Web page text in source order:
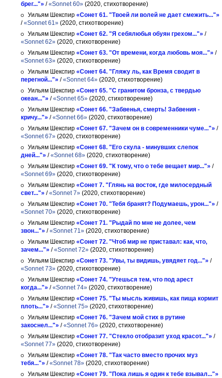
брег..."» /«Sonnet 60» (2020, стихотворение)
Уильям Шекспир «Сонет 61. "Твоей ли волей не дает смежить..."»
/«Sonnet 61» (2020, стихотворение)
Уильям Шекспир «Сонет 62. "Я себялюбья обуян грехом..."» /
«Sonnet 62» (2020, стихотворение)
Уильям Шекспир «Сонет 63. "От времени, когда любовь моя..."» /
«Sonnet 63» (2020, стихотворение)
Уильям Шекспир «Сонет 64. "Гляжу ль, как Время сводит в
перегной..."» /«Sonnet 64» (2020, стихотворение)
Уильям Шекспир «Сонет 65. "С гранитом бронза, с твердью
океан..."» /«Sonnet 65» (2020, стихотворение)
Уильям Шекспир «Сонет 66. "Забвенья, смерть! Забвения -
кричу..."» /«Sonnet 66» (2020, стихотворение)
Уильям Шекспир «Сонет 67. "Зачем он в современники чуме..."» /
«Sonnet 67» (2020, стихотворение)
Уильям Шекспир «Сонет 68. "Его скула - минувших слепок
дней..."» /«Sonnet 68» (2020, стихотворение)
Уильям Шекспир «Сонет 69. "К тому, что о тебе вещает мир..."» /
«Sonnet 69» (2020, стихотворение)
Уильям Шекспир «Сонет 7. "Глянь на восток, где милосердный
свет..."» /«Sonnet 7» (2020, стихотворение)
Уильям Шекспир «Сонет 70. "Тебя бранят? Подумаешь, урон..."» /
«Sonnet 70» (2020, стихотворение)
Уильям Шекспир «Сонет 71. "Рыдай по мне не долее, чем
звон..."» /«Sonnet 71» (2020, стихотворение)
Уильям Шекспир «Сонет 72. "Чтоб мир не приставал: как, что,
зачем..."» /«Sonnet 72» (2020, стихотворение)
Уильям Шекспир «Сонет 73. "Увы, ты видишь, увядяет год..."» /
«Sonnet 73» (2020, стихотворение)
Уильям Шекспир «Сонет 74. "Утешься тем, что под арест
когда..."» /«Sonnet 74» (2020, стихотворение)
Уильям Шекспир «Сонет 75. "Ты мысль живишь, как пища кормит
плоть..."» /«Sonnet 75» (2020, стихотворение)
Уильям Шекспир «Сонет 76. "Зачем мой стих в рутине
закоснел..."» /«Sonnet 76» (2020, стихотворение)
Уильям Шекспир «Сонет 77. "Стекло отобразит уход красот..."» /
«Sonnet 77» (2020, стихотворение)
Уильям Шекспир «Сонет 78. "Так часто вместо прочих муз
тебя..."» /«Sonnet 78» (2020, стихотворение)
Уильям Шекспир «Сонет 79. "Пока лишь я один к тебе взывал..."»